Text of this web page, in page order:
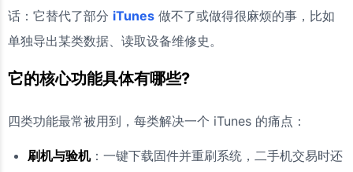
话：它替代了部分 iTunes 做不了或做得很麻烦的事，比如
单独导出某类数据、读取设备维修史。
它的核心功能具体有哪些?
四类功能最常被用到，每类解决一个 iTunes 的痛点：
刷机与验机：一键下载固件并重刷系统，二手机交易时还